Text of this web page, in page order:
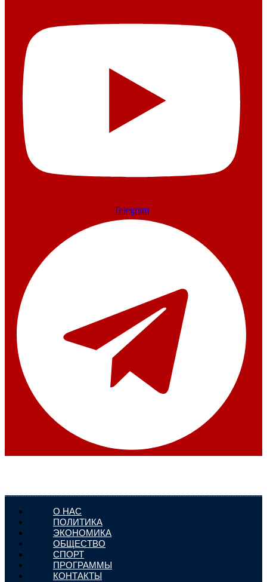
Telegram
О НАС
ПОЛИТИКА
ЭКОНОМИКА
ОБЩЕСТВО
СПОРТ
ПРОГРАММЫ
КОНТАКТЫ